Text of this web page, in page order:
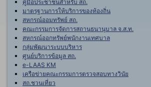
คู่มือประชาชนสำหรับ สถ.
มาตรฐานการให้บริการของท้องถิ่น
สหกรณ์ออมทรัพย์ สถ.
คณะกรรมการจัดการสถานธนานุบาล จ.ส.ท.
สหกรณ์ออกทรัพย์พนักงานเทศบาล
กลุ่มพัฒนาระบบบริหาร
ศูนย์บริการข้อมูล สถ.
e-LAAS KM
เครือข่ายคณะกรรมการตรวจสอบทางวินัย
สถ.ชวนเที่ยว